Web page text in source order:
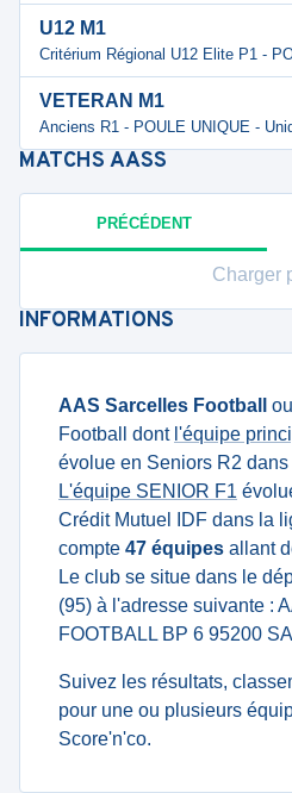
U12 M1
Critérium Régional U12 Elite P1 -
VETERAN M1
Anciens R1 - POULE UNIQUE -
MATCHS AASS
PRÉCÉDENT
Charger
INFORMATIONS
AAS Sarcelles Football ou
Football dont l'équipe
évolue en Seniors R2
L'équipe SENIOR F1
Crédit Mutuel IDF dans la
compte 47 équipes allant
Le club se situe dans le
(95) à l'adresse suivante :
FOOTBALL BP 6 95200
Suivez les résultats,
pour une ou plusieurs
Score'n'co.